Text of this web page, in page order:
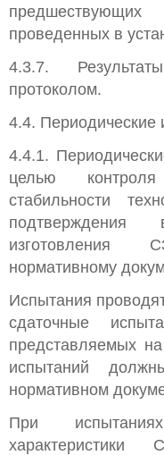
предшествующих
проведенных в
4.3.7.
протоколом.
4.4. Периодические
4.4.1.
целью контроля
стабильности
подтверждения
нормативному
Испытания
сдаточные
представляемых
испытаний
нормативном
При